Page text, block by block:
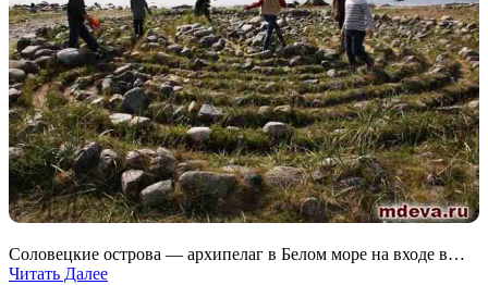
Соловецкие острова — архипелаг в Белом море на входе в…
Читать Далее